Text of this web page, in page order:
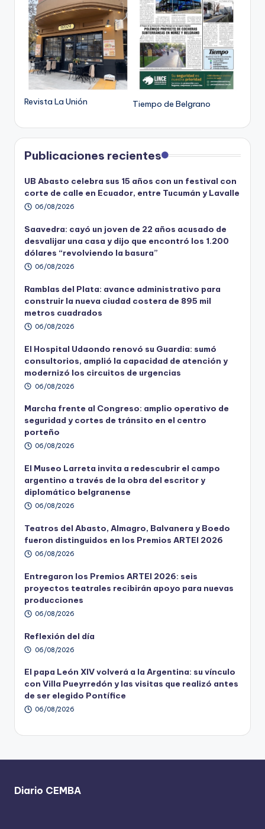
Revista La Unión Tiempo de Belgrano
Publicaciones recientes
UB Abasto celebra sus 15 años con un festival con
corte de calle en Ecuador, entre Tucumán y Lavalle
06/08/2026
Saavedra: cayó un joven de 22 años acusado de
desvalijar una casa y dijo que encontró los 1.200
dólares “revolviendo la basura”
06/08/2026
Ramblas del Plata: avance administrativo para
construir la nueva ciudad costera de 895 mil
metros cuadrados
06/08/2026
El Hospital Udaondo renovó su Guardia: sumó
consultorios, amplió la capacidad de atención y
modernizó los circuitos de urgencias
06/08/2026
Marcha frente al Congreso: amplio operativo de
seguridad y cortes de tránsito en el centro
porteño
06/08/2026
El Museo Larreta invita a redescubrir el campo
argentino a través de la obra del escritor y
diplomático belgranense
06/08/2026
Teatros del Abasto, Almagro, Balvanera y Boedo
fueron distinguidos en los Premios ARTEI 2026
06/08/2026
Entregaron los Premios ARTEI 2026: seis
proyectos teatrales recibirán apoyo para nuevas
producciones
06/08/2026
Reflexión del día
06/08/2026
El papa León XIV volverá a la Argentina: su vínculo
con Villa Pueyrredón y las visitas que realizó antes
de ser elegido Pontífice
06/08/2026
Diario CEMBA